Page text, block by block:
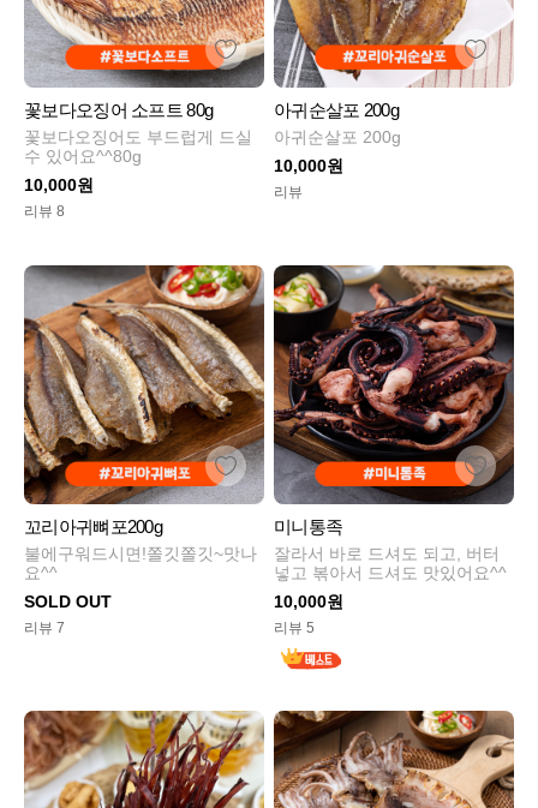
꽃보다오징어 소프트 80g
꽃보다오징어도 부드럽게 드실
수 있어요^^80g
10,000원
리뷰 8
아귀순살포 200g
아귀순살포 200g
10,000원
리뷰
꼬리아귀뼈포200g
불에구워드시면!쫄깃쫄깃~맛나
요^^
SOLD OUT
리뷰 7
미니통족
잘라서 바로 드셔도 되고, 버터
넣고 볶아서 드셔도 맛있어요^^
10,000원
리뷰 5